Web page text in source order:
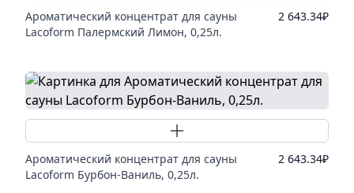
Ароматический концентрат для сауны
Lacoform Палермский Лимон, 0,25л.
2 643.34₽
Добавить товар
Ароматический концентрат для сауны
Lacoform Бурбон-Ваниль, 0,25л.
2 643.34₽